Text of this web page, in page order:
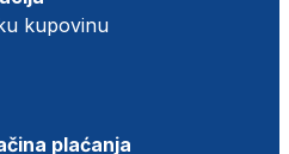
kupovinu
plaćanja